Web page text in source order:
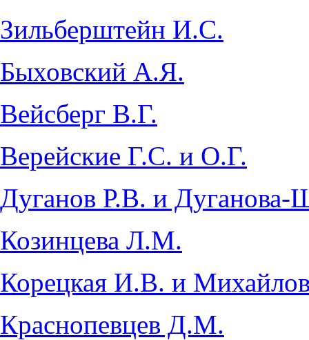
Зильберштейн И.С.
Быховский А.Я.
Вейсберг В.Г.
Верейские Г.С. и О.Г.
Дуганов Р.В. и
Козинцева Л.М.
Корецкая И.В. и
Краснопевцев Д.М.